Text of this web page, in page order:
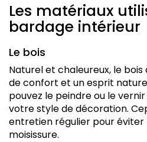
Les matériaux
bardage intérieur
Le bois
Naturel et chaleureux, le
de confort et un esprit
pouvez le peindre ou le vernir
votre style de décoration.
entretien régulier pour
moisissure.